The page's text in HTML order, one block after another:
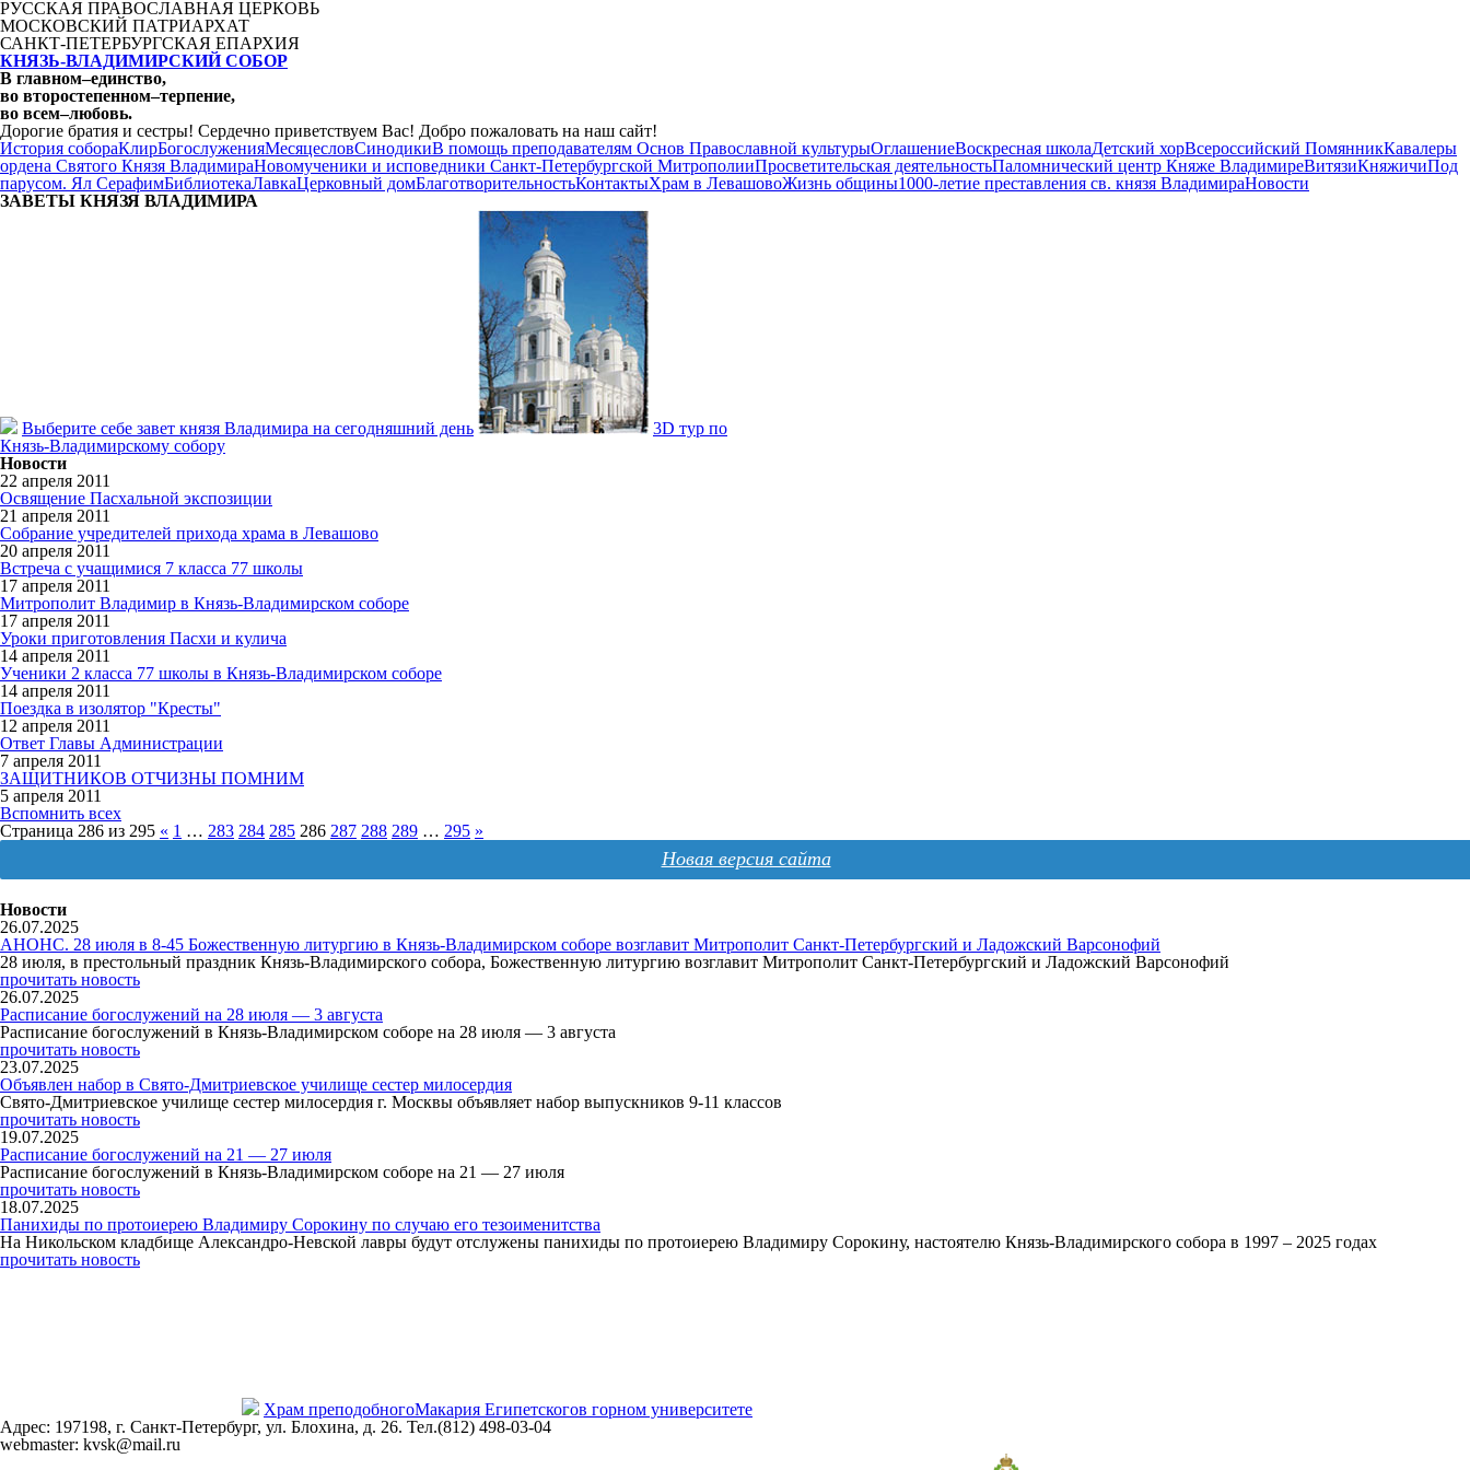
РУССКАЯ ПРАВОСЛАВНАЯ ЦЕРКОВЬ
МОСКОВСКИЙ ПАТРИАРХАТ
САНКТ-ПЕТЕРБУРГСКАЯ ЕПАРХИЯ
КНЯЗЬ-ВЛАДИМИРСКИЙ СОБОР
В главном–единство,
во второстепенном–терпение,
во всем–любовь.
Дорогие братия и сестры! Сердечно приветствуем Вас! Добро пожаловать на наш сайт!
История собораКлирБогослуженияМесяцесловСинодикиВ помощь преподавателям Основ Православной культурыОглашениеВоскресная школаДетский хорВсероссийский ПомянникКавалеры
ордена Святого Князя ВладимираНовомученики и исповедники Санкт-Петербургской МитрополииПросветительская деятельностьПаломнический центр Княже ВладимиреВитязиКняжичиПод
парусом. Ял СерафимБиблиотекаЛавкаЦерковный домБлаготворительностьКонтактыХрам в ЛевашовоЖизнь общины1000-летие преставления св. князя ВладимираНовости
ЗАВЕТЫ КНЯЗЯ ВЛАДИМИРА
Выберите себе завет князя Владимира на сегодняшний день
3D тур по
Князь-Владимирскому собору
Новости
22 апреля 2011
Освящение Пасхальной экспозиции
21 апреля 2011
Собрание учредителей прихода храма в Левашово
20 апреля 2011
Встреча с учащимися 7 класса 77 школы
17 апреля 2011
Митрополит Владимир в Князь-Владимирском соборе
17 апреля 2011
Уроки приготовления Пасхи и кулича
14 апреля 2011
Ученики 2 класса 77 школы в Князь-Владимирском соборе
14 апреля 2011
Поездка в изолятор "Кресты"
12 апреля 2011
Ответ Главы Администрации
7 апреля 2011
ЗАЩИТНИКОВ ОТЧИЗНЫ ПОМНИМ
5 апреля 2011
Вспомнить всех
Страница 286 из 295 « 1 … 283 284 285 286 287 288 289 … 295 »
Новая версия сайта
Новости
26.07.2025
АНОНС. 28 июля в 8-45 Божественную литургию в Князь-Владимирском соборе возглавит Митрополит Санкт-Петербургский и Ладожский Варсонофий
28 июля, в престольный праздник Князь-Владимирского собора, Божественную литургию возглавит Митрополит Санкт-Петербургский и Ладожский Варсонофий
прочитать новость
26.07.2025
Расписание богослужений на 28 июля — 3 августа
Расписание богослужений в Князь-Владимирском соборе на 28 июля — 3 августа
прочитать новость
23.07.2025
Объявлен набор в Свято-Дмитриевское училище сестер милосердия
Свято-Дмитриевское училище сестер милосердия г. Москвы объявляет набор выпускников 9-11 классов
прочитать новость
19.07.2025
Расписание богослужений на 21 — 27 июля
Расписание богослужений в Князь-Владимирском соборе на 21 — 27 июля
прочитать новость
18.07.2025
Панихиды по протоиерею Владимиру Сорокину по случаю его тезоименитства
На Никольском кладбище Александро-Невской лавры будут отслужены панихиды по протоиерею Владимиру Сорокину, настоятелю Князь-Владимирского собора в 1997 – 2025 годах
прочитать новость
Храм преподобногоМакария Египетскогов горном университете
Адрес: 197198, г. Санкт-Петербург, ул. Блохина, д. 26. Тел.(812) 498-03-04
webmaster: kvsk@mail.ru